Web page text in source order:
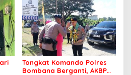
Nyaman Beribadah
Tongkat Komando Polres
Bombana Berganti, AKBP